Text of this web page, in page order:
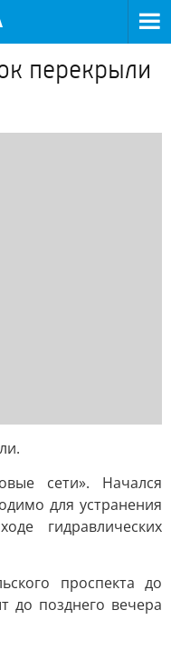
перекрыли
сети». Начался
для устранения
гидравлических
проспекта до
до позднего вечера